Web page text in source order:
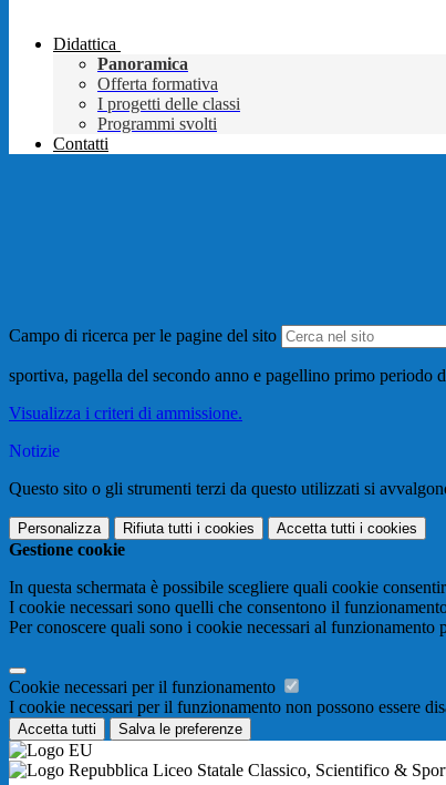
Didattica
Panoramica
Offerta formativa
I progetti delle classi
Programmi svolti
Contatti
Campo di ricerca per le pagine del sito
sportiva, pagella del secondo anno e pagellino primo periodo
Visualizza i criteri di ammissione.
Notizie
Questo sito o gli strumenti terzi da questo utilizzati si
Personalizza Rifiuta tutti i cookies Accetta tutti i cookies
Gestione cookie
In questa schermata è possibile scegliere quali cookie
I cookie necessari sono quelli che consentono il
Per conoscere quali sono i cookie necessari al funzionamento
Cookie necessari per il funzionamento
I cookie necessari per il funzionamento non possono essere
Accetta tutti Salva le preferenze
Liceo Statale Classico, Scientifico &